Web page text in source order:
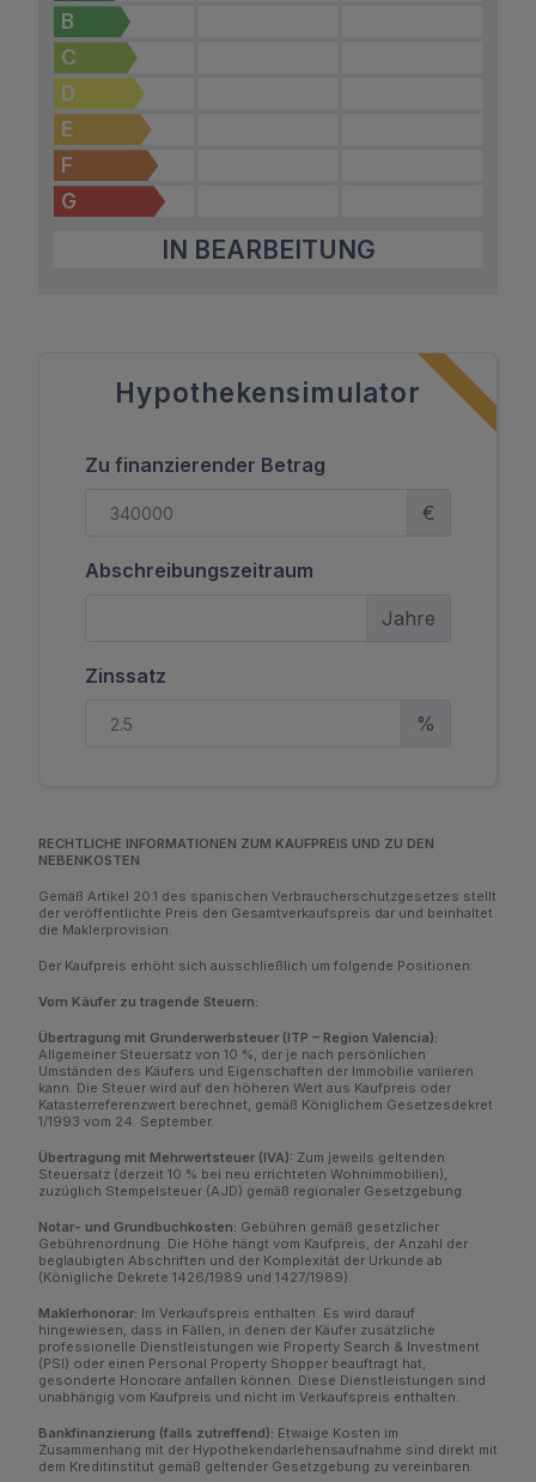
B
C
D
E
F
G
IN BEARBEITUNG
Hypothekensimulator
Zu finanzierender Betrag
€
Abschreibungszeitraum
Jahre
Zinssatz
%
RECHTLICHE INFORMATIONEN ZUM KAUFPREIS UND ZU DEN
NEBENKOSTEN
Gemäß Artikel 20.1 des spanischen Verbraucherschutzgesetzes stellt
der veröffentlichte Preis den Gesamtverkaufspreis dar und beinhaltet
die Maklerprovision.
Der Kaufpreis erhöht sich ausschließlich um folgende Positionen:
Vom Käufer zu tragende Steuern:
Übertragung mit Grunderwerbsteuer (ITP – Region Valencia):
Allgemeiner Steuersatz von 10 %, der je nach persönlichen
Umständen des Käufers und Eigenschaften der Immobilie variieren
kann. Die Steuer wird auf den höheren Wert aus Kaufpreis oder
Katasterreferenzwert berechnet, gemäß Königlichem Gesetzesdekret
1/1993 vom 24. September.
Übertragung mit Mehrwertsteuer (IVA): Zum jeweils geltenden
Steuersatz (derzeit 10 % bei neu errichteten Wohnimmobilien),
zuzüglich Stempelsteuer (AJD) gemäß regionaler Gesetzgebung.
Notar- und Grundbuchkosten: Gebühren gemäß gesetzlicher
Gebührenordnung. Die Höhe hängt vom Kaufpreis, der Anzahl der
beglaubigten Abschriften und der Komplexität der Urkunde ab
(Königliche Dekrete 1426/1989 und 1427/1989).
Maklerhonorar: Im Verkaufspreis enthalten. Es wird darauf
hingewiesen, dass in Fällen, in denen der Käufer zusätzliche
professionelle Dienstleistungen wie Property Search & Investment
(PSI) oder einen Personal Property Shopper beauftragt hat,
gesonderte Honorare anfallen können. Diese Dienstleistungen sind
unabhängig vom Kaufpreis und nicht im Verkaufspreis enthalten.
Bankfinanzierung (falls zutreffend): Etwaige Kosten im
Zusammenhang mit der Hypothekendarlehensaufnahme sind direkt mit
dem Kreditinstitut gemäß geltender Gesetzgebung zu vereinbaren.